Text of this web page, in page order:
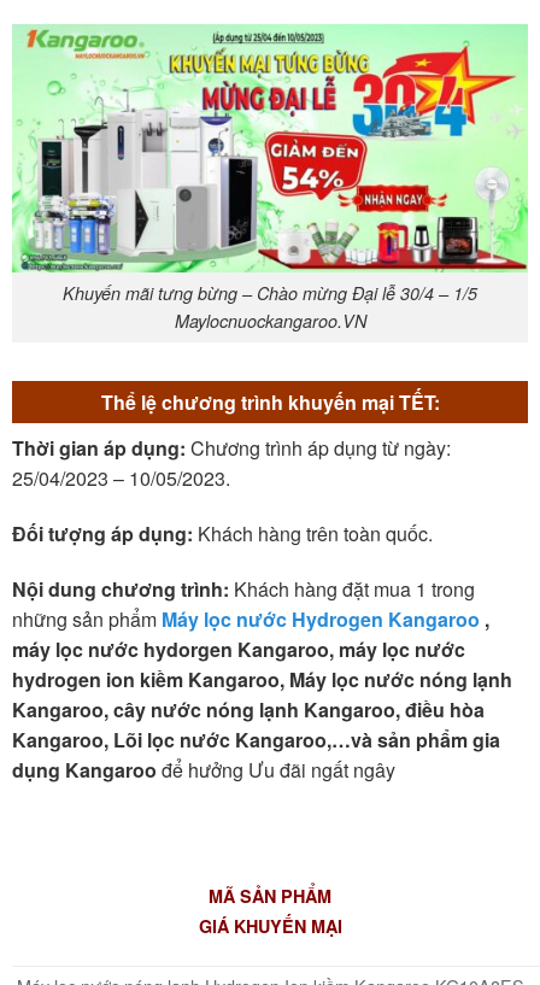
Khuyến mãi tưng bừng – Chào mừng Đại lễ 30/4 – 1/5
Maylocnuockangaroo.VN
Thể lệ chương trình khuyến mại TẾT:
Thời gian áp dụng: Chương trình áp dụng từ ngày:
25/04/2023 – 10/05/2023.
Đối tượng áp dụng: Khách hàng trên toàn quốc.
Nội dung chương trình: Khách hàng đặt mua 1 trong
những sản phẩm Máy lọc nước Hydrogen Kangaroo ,
máy lọc nước hydorgen Kangaroo, máy lọc nước
hydrogen ion kiềm Kangaroo, Máy lọc nước nóng lạnh
Kangaroo, cây nước nóng lạnh Kangaroo, điều hòa
Kangaroo, Lõi lọc nước Kangaroo,…và sản phẩm gia
dụng Kangaroo để hưởng Ưu đãi ngất ngây
MÃ SẢN PHẨM
GIÁ KHUYẾN MẠI